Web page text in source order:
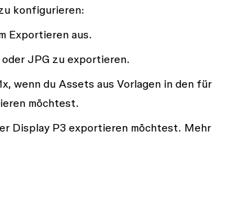
konfigurieren:
Exportieren aus.
JPG zu exportieren.
wenn du Assets aus Vorlagen in den für
möchtest.
Display P3 exportieren möchtest. Mehr